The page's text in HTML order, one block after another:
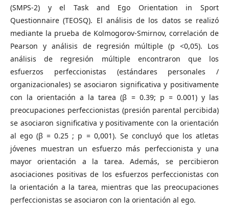
(SMPS-2) y el Task and Ego Orientation in Sport
Questionnaire (TEOSQ). El análisis de los datos se realizó
mediante la prueba de Kolmogorov-Smirnov, correlación de
Pearson y análisis de regresión múltiple (p <0,05). Los
análisis de regresión múltiple encontraron que los
esfuerzos perfeccionistas (estándares personales /
organizacionales) se asociaron significativa y positivamente
con la orientación a la tarea (β = 0.39; p = 0.001) y las
preocupaciones perfeccionistas (presión parental percibida)
se asociaron significativa y positivamente con la orientación
al ego (β = 0.25 ; p = 0,001). Se concluyó que los atletas
jóvenes muestran un esfuerzo más perfeccionista y una
mayor orientación a la tarea. Además, se percibieron
asociaciones positivas de los esfuerzos perfeccionistas con
la orientación a la tarea, mientras que las preocupaciones
perfeccionistas se asociaron con la orientación al ego.